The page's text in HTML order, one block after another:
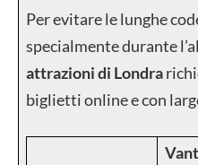
Per evitare le lunghe
specialmente durante
attrazioni di Londra
biglietti online e con